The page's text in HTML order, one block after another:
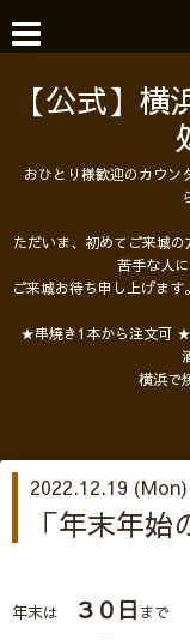
【公式】
おひとり様歓迎のカウン
ただいま、初めてご来城
苦手な人
ご来城お待ち申し上げま
★串焼き1本から注文可
横浜で
2022.12.19
「年末年始
年末は ３０日 まで